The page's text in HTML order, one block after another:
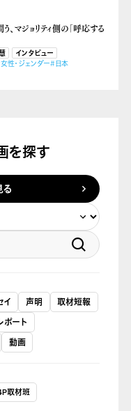
、マジョリティ側の「呼応する
インタビュー
性・ジェンダー#日本
を探す
イ 声明
取材短報
ポート
動画
取材班